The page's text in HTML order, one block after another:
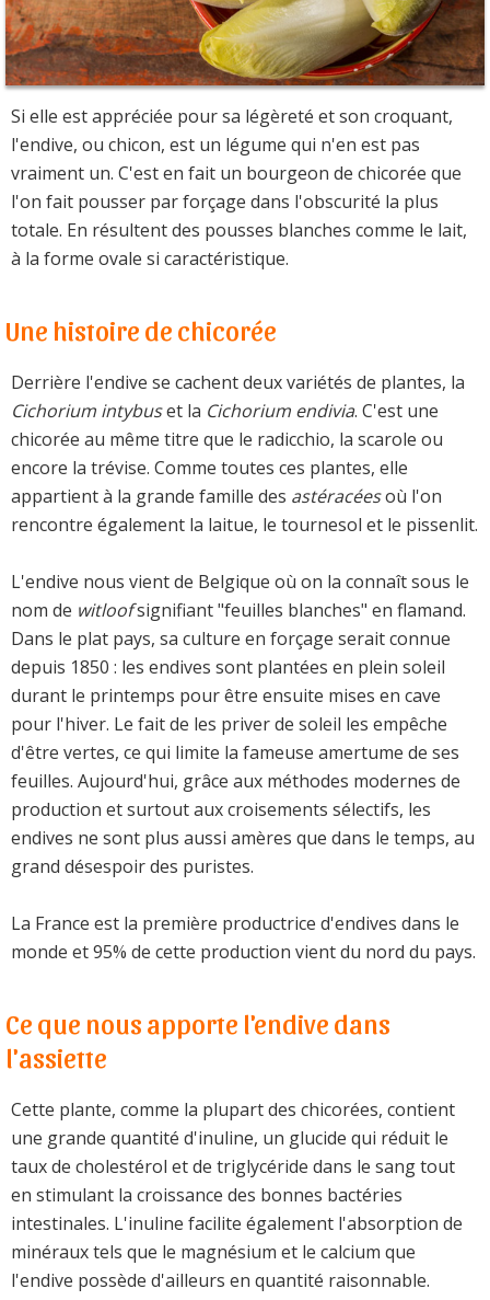
Si elle est appréciée pour sa légèreté et son croquant,
l'endive, ou chicon, est un légume qui n'en est pas
vraiment un. C'est en fait un bourgeon de chicorée que
l'on fait pousser par forçage dans l'obscurité la plus
totale. En résultent des pousses blanches comme le lait,
à la forme ovale si caractéristique.
Une histoire de chicorée
Derrière l'endive se cachent deux variétés de plantes, la
Cichorium intybuset la Cichorium endivia. C'est une
chicorée au même titre que le radicchio, la scarole ou
encore la trévise. Comme toutes ces plantes, elle
appartient à la grande famille des astéracéesoù l'on
rencontre également la laitue, le tournesol et le pissenlit.
L'endive nous vient de Belgique où on la connaît sous le
nom de witloofsignifiant "feuilles blanches" en flamand.
Dans le plat pays, sa culture en forçage serait connue
depuis 1850 : les endives sont plantées en plein soleil
durant le printemps pour être ensuite mises en cave
pour l'hiver. Le fait de les priver de soleil les empêche
d'être vertes, ce qui limite la fameuse amertume de ses
feuilles. Aujourd'hui, grâce aux méthodes modernes de
production et surtout aux croisements sélectifs, les
endives ne sont plus aussi amères que dans le temps, au
grand désespoir des puristes.
La France est la première productrice d'endives dans le
monde et 95% de cette production vient du nord du pays.
Ce que nous apporte l'endive dans
l'assiette
Cette plante, comme la plupart des chicorées, contient
une grande quantité d'inuline, un glucide qui réduit le
taux de cholestérol et de triglycéride dans le sang tout
en stimulant la croissance des bonnes bactéries
intestinales. L'inuline facilite également l'absorption de
minéraux tels que le magnésium et le calcium que
l'endive possède d'ailleurs en quantité raisonnable.